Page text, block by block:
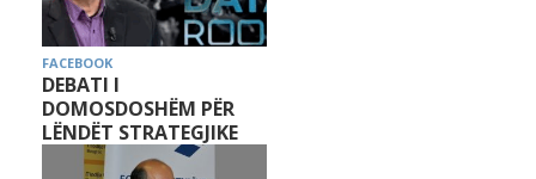
FACEBOOK
DEBATI I
DOMOSDOSHËM PËR
LËNDËT STRATEGJIKE